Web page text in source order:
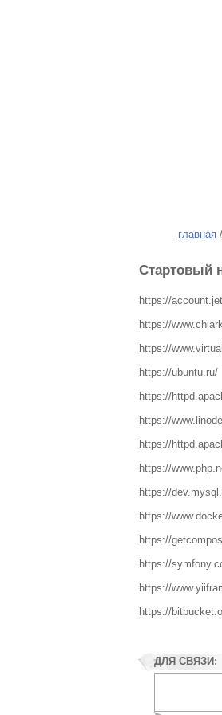
главная /
Стартовый
https://
https://
https://
https://ubuntu.ru/
https://
https://
https://
https://
https://
https://
https://
https://
https://
https://
ДЛЯ СВЯЗИ: